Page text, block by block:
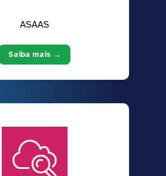
ASAAS
Saiba mais →